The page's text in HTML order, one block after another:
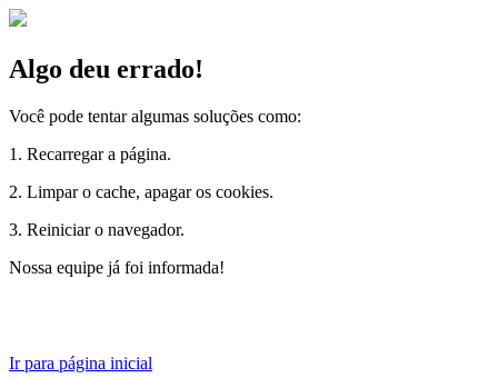
Algo deu errado!
Você pode tentar algumas soluções como:
1. Recarregar a página.
2. Limpar o cache, apagar os cookies.
3. Reiniciar o navegador.
Nossa equipe já foi informada! - E
Ir para página inicial